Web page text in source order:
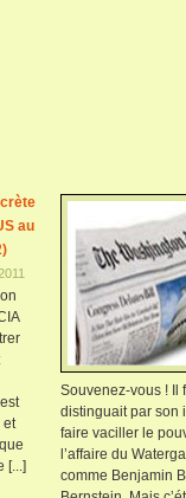
au
et
[...]
Souvenez-vous ! Il
distinguait par son
faire vaciller le
l’affaire du
comme Benjamin